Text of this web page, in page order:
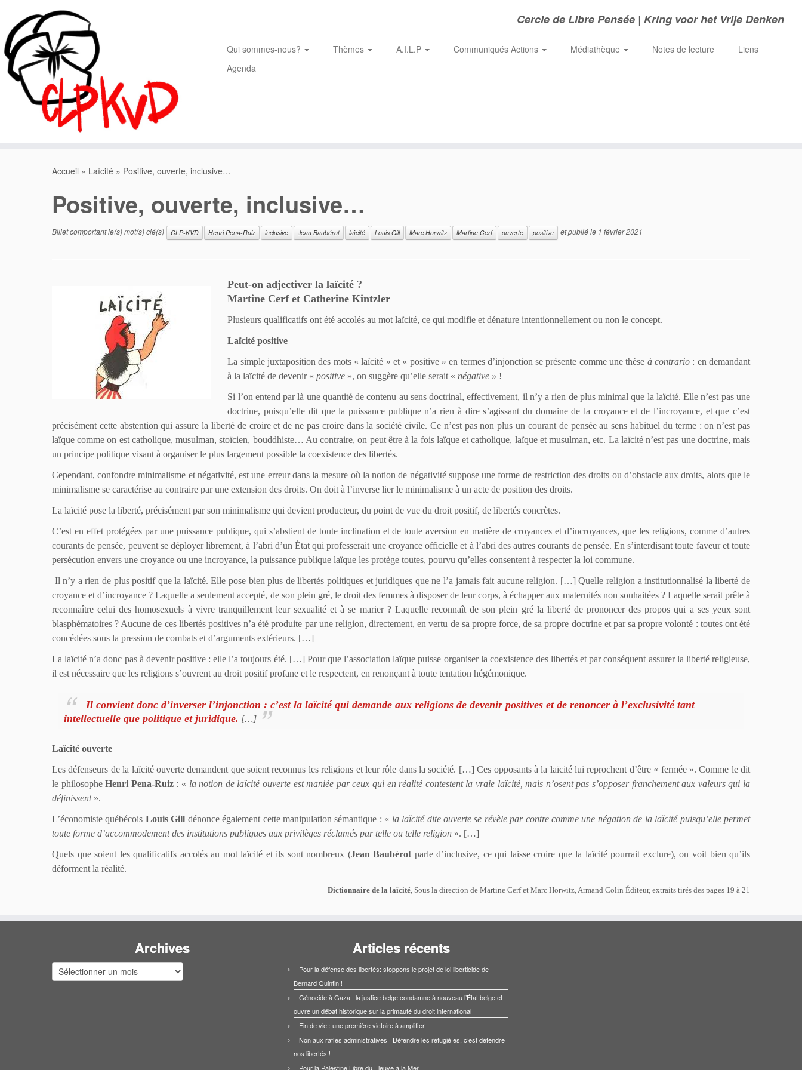
contenu
Cercle de Libre Pensée | Kring voor het Vrije Denken
Qui sommes-nous? Thèmes A.I.L.P Communiqués Actions Médiathèque Notes de lecture
Liens
Agenda
Accueil » Laïcité » Positive, ouverte, inclusive…
Positive, ouverte, inclusive…
Billet comportant le(s) mot(s) clé(s) CLP-KVD Henri Pena-Ruiz inclusive Jean Baubérot laïcité Louis Gill Marc Horwitz Martine Cerf ouverte positive et publié le 1 février 2021
Peut-on adjectiver la laïcité ?
Martine Cerf et Catherine Kintzler
Plusieurs qualificatifs ont été accolés au mot laïcité, ce qui modifie et dénature intentionnellement ou non le concept.
Laïcité positive
La simple juxtaposition des mots « laïcité » et « positive » en termes d’injonction se présente comme une thèse àcontrario : en demandant
à la laïcité de devenir «positive », on suggère qu’elle serait «négative » !
Si l’on entend par là une quantité de contenu au sens doctrinal, effectivement, il n’y a rien de plus minimal que la laïcité. Elle n’est pas une
doctrine, puisqu’elle dit que la puissance publique n’a rien à dire s’agissant du domaine de la croyance et de l’incroyance, et que c’est
précisément cette abstention qui assure la liberté de croire et de ne pas croire dans la société civile. Ce n’est pas non plus un courant de pensée au sens habituel du terme : on n’est pas
laïque comme on est catholique, musulman, stoïcien, bouddhiste… Au contraire, on peut être à la fois laïque et catholique, laïque et musulman, etc. La laïcité n’est pas une doctrine, mais
un principe politique visant à organiser le plus largement possible la coexistence des libertés.
Cependant, confondre minimalisme et négativité, est une erreur dans la mesure où la notion de négativité suppose une forme de restriction des droits ou d’obstacle aux droits, alors que le
minimalisme se caractérise au contraire par une extension des droits. On doit à l’inverse lier le minimalisme à un acte de position des droits.
La laïcité pose la liberté, précisément par son minimalisme qui devient producteur, du point de vue du droit positif, de libertés concrètes.
C’est en effet protégées par une puissance publique, qui s’abstient de toute inclination et de toute aversion en matière de croyances et d’incroyances, que les religions, comme d’autres
courants de pensée, peuvent se déployer librement, à l’abri d’un État qui professerait une croyance officielle et à l’abri des autres courants de pensée. En s’interdisant toute faveur et toute
persécution envers une croyance ou une incroyance, la puissance publique laïque les protège toutes, pourvu qu’elles consentent à respecter la loi commune.
Il n’y a rien de plus positif que la laïcité. Elle pose bien plus de libertés politiques et juridiques que ne l’a jamais fait aucune religion. […] Quelle religion a institutionnalisé la liberté de
croyance et d’incroyance ? Laquelle a seulement accepté, de son plein gré, le droit des femmes à disposer de leur corps, à échapper aux maternités non souhaitées ? Laquelle serait prête à
reconnaître celui des homosexuels à vivre tranquillement leur sexualité et à se marier ? Laquelle reconnaît de son plein gré la liberté de prononcer des propos qui a ses yeux sont
blasphématoires ? Aucune de ces libertés positives n’a été produite par une religion, directement, en vertu de sa propre force, de sa propre doctrine et par sa propre volonté : toutes ont été
concédées sous la pression de combats et d’arguments extérieurs. […]
La laïcité n’a donc pas à devenir positive : elle l’a toujours été. […] Pour que l’association laïque puisse organiser la coexistence des libertés et par conséquent assurer la liberté religieuse,
il est nécessaire que les religions s’ouvrent au droit positif profane et le respectent, en renonçant à toute tentation hégémonique.
Il convient donc d’inverser l’injonction : c’est la laïcité qui demande aux religions de devenir positives et de renoncer à l’exclusivité tant
intellectuelle que politique et juridique. […]
Laïcité ouverte
Les défenseurs de la laïcité ouverte demandent que soient reconnus les religions et leur rôle dans la société. […] Ces opposants à la laïcité lui reprochent d’être « fermée ». Comme le dit
le philosopheHenri Pena-Ruiz: « la notion de laïcité ouverte est maniée par ceux qui en réalité contestent la vraie laïcité, mais n’osent pas s’opposer franchement aux valeurs qui la
définissent».
L’économiste québécois Louis Gill dénonce également cette manipulation sémantique : « la laïcité dite ouverte se révèle par contre comme une négation de la laïcité puisqu’elle permet
toute forme d’accommodement des institutions publiques aux privilèges réclamés par telle ou telle religion ». […]
Quels que soient les qualificatifs accolés au mot laïcité et ils sont nombreux (Jean Baubérot parle d’inclusive, ce qui laisse croire que la laïcité pourrait exclure), on voit bien qu’ils
déforment la réalité.
Dictionnaire de la laïcité , Sous la direction de Martine Cerf et Marc Horwitz, Armand Colin Éditeur, extraits tirés des pages 19 à 21
Archives
Archives
Articles récents
Pour la défense des libertés: stoppons le projet de loi liberticide de
Bernard Quintin !
Génocide à Gaza : la justice belge condamne à nouveau l’État belge et
ouvre un débat historique sur la primauté du droit international
Fin de vie : une première victoire à amplifier
Non aux rafles administratives ! Défendre les réfugié·es, c’est défendre
nos libertés !
Pour la Palestine Libre du Fleuve à la Mer